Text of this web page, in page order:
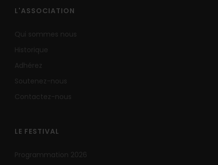
L'ASSOCIATION
Qui sommes nous
Historique
Adhérez
Soutenez-nous
Contactez-nous
LE FESTIVAL
Programmation 2026